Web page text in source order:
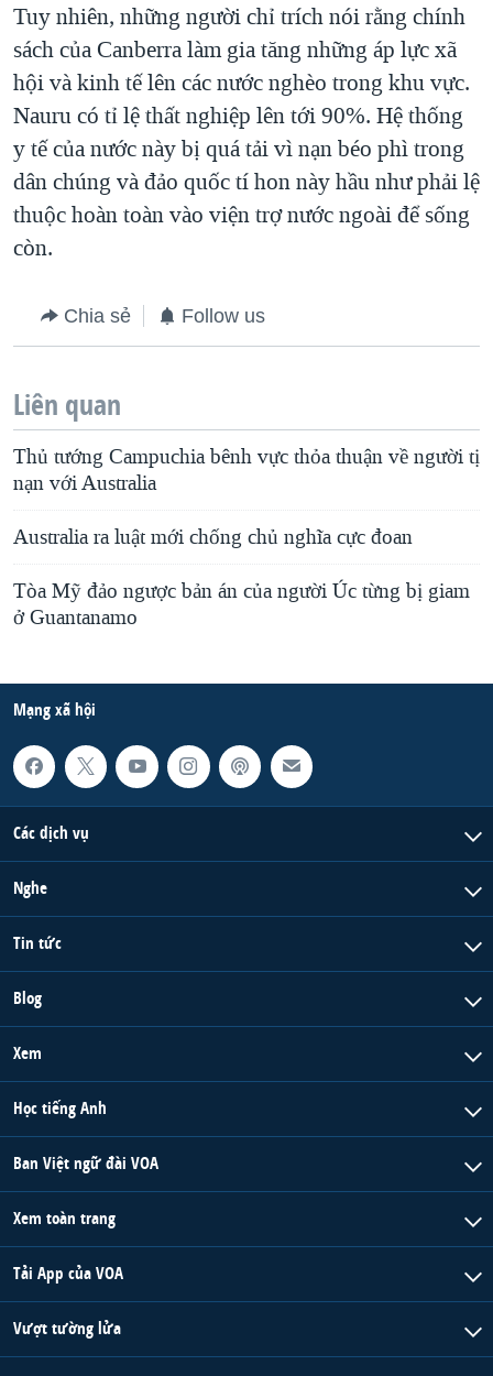
Tuy nhiên, những người chỉ trích nói rằng chính
sách của Canberra làm gia tăng những áp lực xã
hội và kinh tế lên các nước nghèo trong khu vực.
Nauru có tỉ lệ thất nghiệp lên tới 90%. Hệ thống
y tế của nước này bị quá tải vì nạn béo phì trong
dân chúng và đảo quốc tí hon này hầu như phải lệ
thuộc hoàn toàn vào viện trợ nước ngoài để sống
còn.
Chia sẻ Follow us
Liên quan
Thủ tướng Campuchia bênh vực thỏa thuận về người tị
nạn với Australia
Australia ra luật mới chống chủ nghĩa cực đoan
Tòa Mỹ đảo ngược bản án của người Úc từng bị giam
ở Guantanamo
Mạng xã hội
Các dịch vụ
Nghe
Tin tức
Blog
Xem
Học tiếng Anh
Ban Việt ngữ đài VOA
Xem toàn trang
Tải App của VOA
Vượt tường lửa